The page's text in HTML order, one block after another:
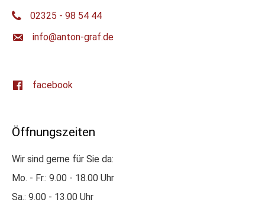
02325 - 98 54 44
ed.farg-notna@ofni
facebook
Öffnungszeiten
Wir sind gerne für Sie da:
Mo. - Fr.: 9.00 - 18.00 Uhr
Sa.: 9.00 - 13.00 Uhr